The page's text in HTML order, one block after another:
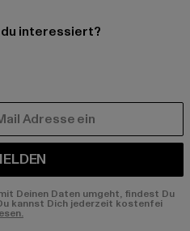
interessiert?
Deinen Daten umgeht, findest Du
kannst Dich jederzeit kostenfei